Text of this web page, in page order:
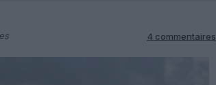
4 commentaires